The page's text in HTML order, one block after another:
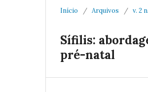
Início / Arquivos / v. 2
Sífilis:
pré-natal